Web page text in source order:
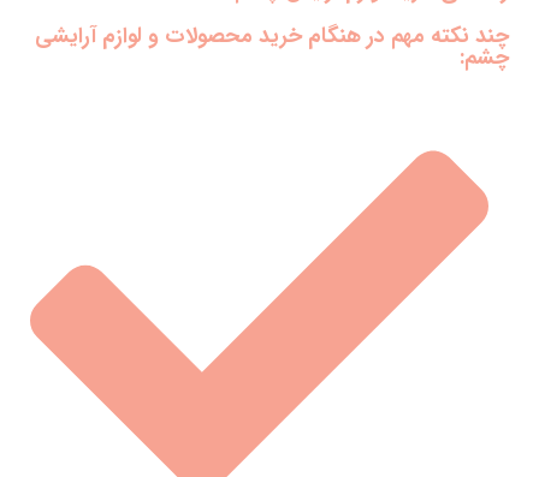
چند نکته مهم در هنگام خرید محصولات و لوازم آرایشی
چشم: